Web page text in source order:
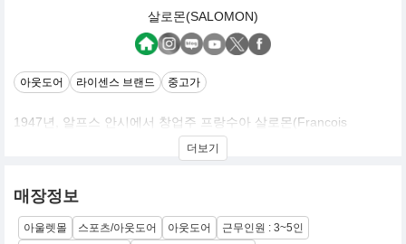
살로몬(SALOMON)
아웃도어 라이센스 브랜드 중고가
1947년, 알프스 안시에서 창업주 프랑수아 살로몬(Francois
Salomon)에 의해 탄생한 프랑스 정통 아웃도어 브랜드 살로몬
(Salomon)은 지난 66년간 세계 스포츠 시장을 선도해왔다.
서 성장을 거듭해왔고, 현재는 세계 3대 스포츠 그룹인 “아머스포츠
(Amer Sprots)에서 운영하고 있다.0
전세계 160여개 국에서 판매되는 살로몬의 세계적 성장은, 끊임없
는 진화와 기술 개발을 위해 노력하는 기업 문화가 이루어 낸 결과
더보기
매장정보
아울렛몰 스포츠/아웃도어 아웃도어
근무인원 : 3~5인